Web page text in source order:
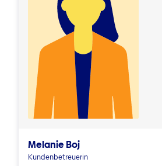
Melanie Boj
Kundenbetreuerin